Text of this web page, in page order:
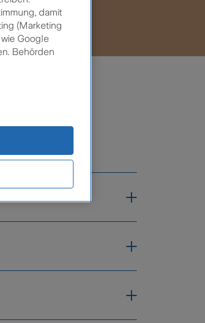
damit
(Marketing
Google
Behörden